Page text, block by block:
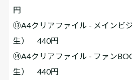
円
⑬A4クリアファイル - メインビ
生） 440円
⑭A4クリアファイル - ファン
生） 440円